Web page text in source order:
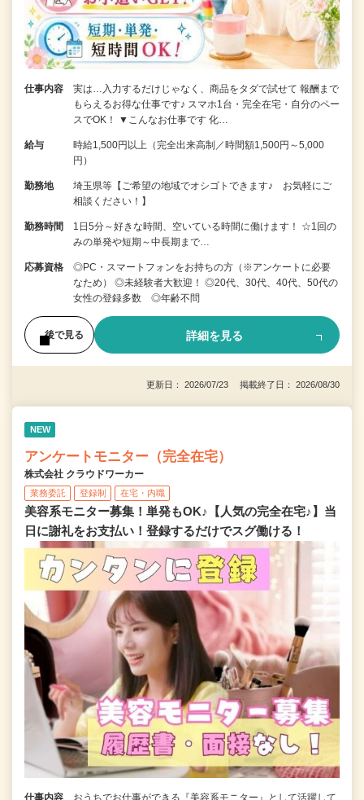
仕事内容
実は…入力するだけじゃなく、商品をタダで試せて 報酬まで
もらえるお得な仕事です♪ スマホ1台・完全在宅・自分のペー
スでOK！ ▼こんなお仕事です 化…
給与
時給1,500円以上（完全出来高制／時間額1,500円～5,000
円）
勤務地
埼玉県等【ご希望の地域でオシゴトできます♪ お気軽にご
相談ください！】
勤務時間
1日5分～好きな時間、空いている時間に働けます！ ☆1回の
みの単発や短期～中長期まで…
応募資格
◎PC・スマートフォンをお持ちの方（※アンケートに必要
なため） ◎未経験者大歓迎！ ◎20代、30代、40代、50代の
女性の登録多数 ◎年齢不問
後で見る 詳細を見る
更新日： 2026/07/23 掲載終了日： 2026/08/30
NEW
アンケートモニター（完全在宅）
株式会社 クラウドワーカー
業務委託 登録制 在宅・内職
美容系モニター募集！単発もOK♪【人気の完全在宅♪】当
日に謝礼をお支払い！登録するだけでスグ働ける！